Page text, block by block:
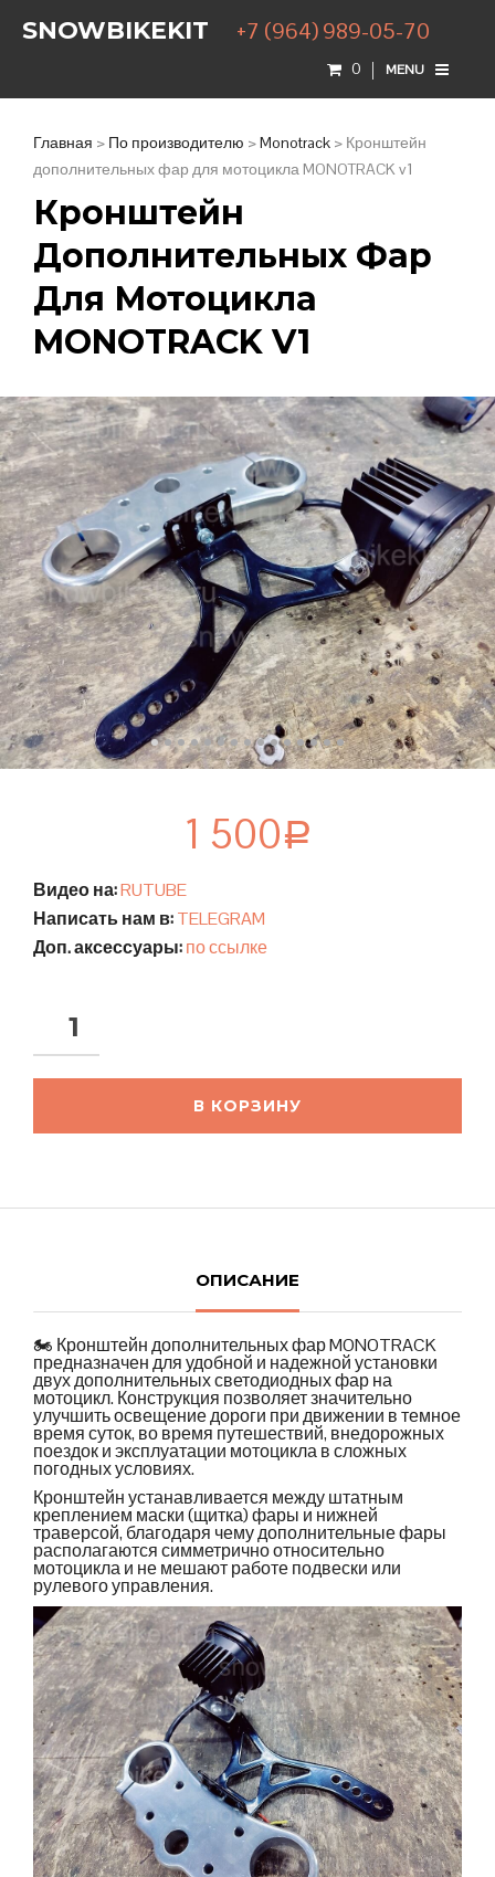
SNOWBIKEKIT +7 (964) 989-05-70
0 MENU
Главная > По производителю >Monotrack > Кронштейн
дополнительных фар для мотоцикла MONOTRACK v1
Кронштейн
Дополнительных Фар
Для Мотоцикла
MONOTRACK V1
1 500Р
Видео на:RUTUBE
Написать нам в:TELEGRAM
Доп. аксессуары:по ссылке
В КОРЗИНУ
ОПИСАНИЕ
🏍️ Кронштейн дополнительных фар MONOTRACK
предназначен для удобной и надежной установки
двух дополнительных светодиодных фар на
мотоцикл. Конструкция позволяет значительно
улучшить освещение дороги при движении в темное
время суток, во время путешествий, внедорожных
поездок и эксплуатации мотоцикла в сложных
погодных условиях.
Кронштейн устанавливается между штатным
креплением маски (щитка) фары и нижней
траверсой, благодаря чему дополнительные фары
располагаются симметрично относительно
мотоцикла и не мешают работе подвески или
рулевого управления.